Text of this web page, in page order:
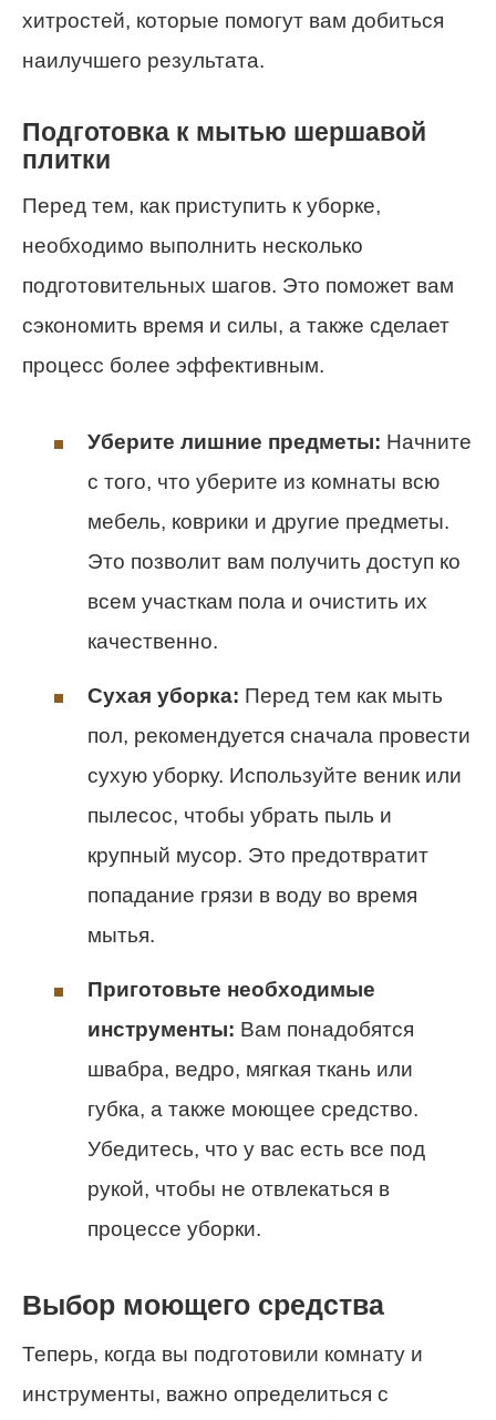
хитростей, которые помогут вам добиться
наилучшего результата.
Подготовка к мытью шершавой
плитки
Перед тем, как приступить к уборке,
необходимо выполнить несколько
подготовительных шагов. Это поможет вам
сэкономить время и силы, а также сделает
процесс более эффективным.
Уберите лишние предметы: Начните
с того, что уберите из комнаты всю
мебель, коврики и другие предметы.
Это позволит вам получить доступ ко
всем участкам пола и очистить их
качественно.
Сухая уборка: Перед тем как мыть
пол, рекомендуется сначала провести
сухую уборку. Используйте веник или
пылесос, чтобы убрать пыль и
крупный мусор. Это предотвратит
попадание грязи в воду во время
мытья.
Приготовьте необходимые
инструменты: Вам понадобятся
швабра, ведро, мягкая ткань или
губка, а также моющее средство.
Убедитесь, что у вас есть все под
рукой, чтобы не отвлекаться в
процессе уборки.
Выбор моющего средства
Теперь, когда вы подготовили комнату и
инструменты, важно определиться с